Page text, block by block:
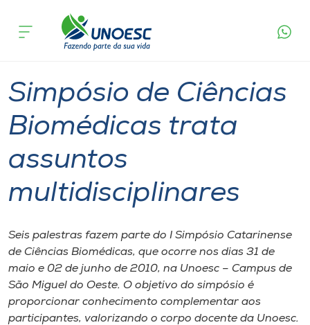
Cursos
Pesquisa
Atendimento ao Estudante
Portal de Ensino
A
Unoesc
Internacionalização
acontece
Simpósio de Ciências
Biomédicas trata
assuntos
multidisciplinares
Seis palestras fazem parte do I Simpósio Catarinense
de Ciências Biomédicas, que ocorre nos dias 31 de
maio e 02 de junho de 2010, na Unoesc – Campus de
São Miguel do Oeste. O objetivo do simpósio é
proporcionar conhecimento complementar aos
participantes, valorizando o corpo docente da Unoesc.